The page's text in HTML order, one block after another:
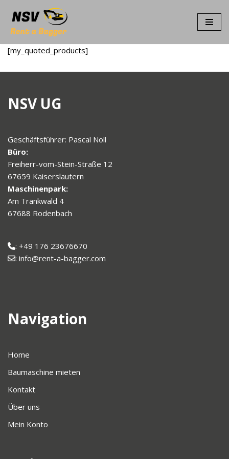
Zum
springen
[my_quoted_products]
NSV UG
Geschäftsführer: Pascal Noll
Büro:
Freiherr-vom-Stein-Straße 12
67659 Kaiserslautern
Maschinenpark:
Am Tränkwald 4
67688 Rodenbach
: +49 176 23676670
: info@rent-a-bagger.com
Navigation
Home
Baumaschine mieten
Kontakt
Über uns
Mein Konto